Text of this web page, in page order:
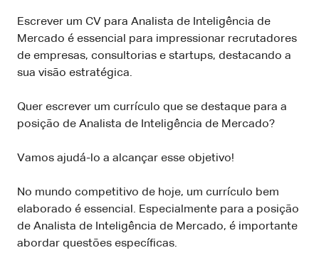
Escrever um CV para Analista de Inteligência de
Mercado é essencial para impressionar recrutadores
de empresas, consultorias e startups, destacando a
sua visão estratégica.
Quer escrever um currículo que se destaque para a
posição de Analista de Inteligência de Mercado?
Vamos ajudá-lo a alcançar esse objetivo!
No mundo competitivo de hoje, um currículo bem
elaborado é essencial. Especialmente para a posição
de Analista de Inteligência de Mercado, é importante
abordar questões específicas.